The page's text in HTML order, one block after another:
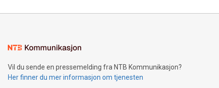
Vil du sende en pressemelding fra NTB Kommunikasjon?
Her finner du mer informasjon om tjenesten